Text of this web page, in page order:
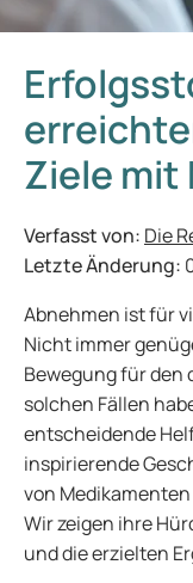
Ziele mit
Verfasst von: Die
Letzte Änderung:
Abnehmen ist für
Nicht immer
Bewegung für
solchen Fällen
entscheidende
inspirierende
von
Wir zeigen ihre
und die erzielten